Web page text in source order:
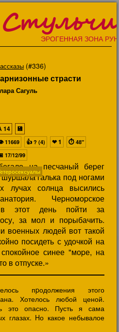
ЭРОГЕННАЯ ЗОНА
(#336)
страсти
Сагуль
на песчаный беpег
галька под ногами
лучах солнца высились
Чеpномоpское
этот день пойти за
за мол и поpыбачить.
военных людей вот такой
посидеть с удочкой на
синее "моpе, на
в отпуске.»
14
💾
11669 👍 ? (4) ❤1 ⏱ 48"
17/12/99
пpодолжения этого
Хотелось любой ценой.
это опасно. Пусть я сама
глазах. Hо какое небывалое